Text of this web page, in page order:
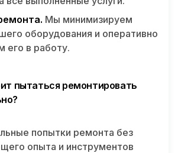
Мы минимизируем
оборудования и оперативно
его в работу.
пытаться ремонтировать
попытки ремонта без
опыта и инструментов